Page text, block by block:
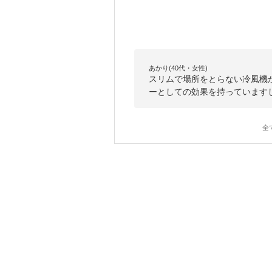
あかり(40代・女性)
スリムで場所をとらない冷風
ーとしての効果を持っていま
全